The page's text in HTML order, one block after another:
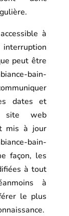
à
peut être
bain-
dates et
site web
mis à jour
bain-
façon, les
à tout
à
le plus